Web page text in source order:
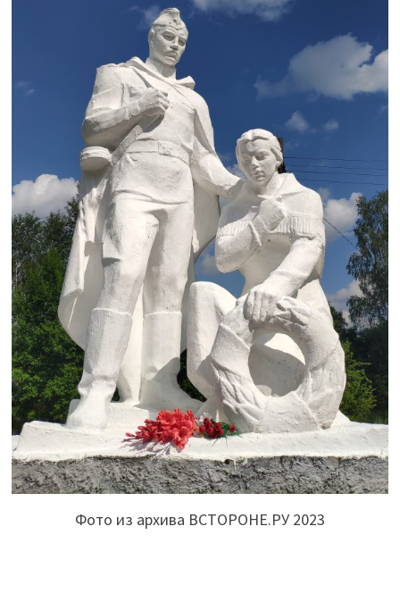
Фото из архива ВСТОРОНЕ.РУ 2023